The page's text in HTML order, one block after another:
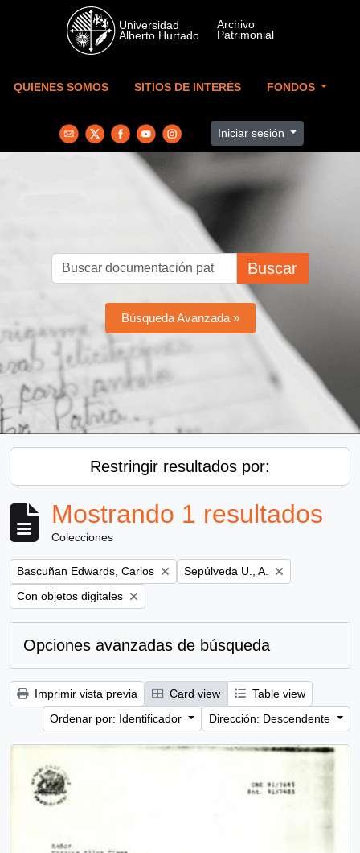
Skip to main content
QUIENES SOMOS SITIOS DE INTERÉS FONDOS
Iniciar sesión
Buscar
Búsqueda Avanzada »
Restringir resultados por:
Mostrando 1 resultados
Colecciones
Remove filter:
Bascuñan Edwards, Carlos Remove filter:
Sepúlveda U., A.
Remove filter:
Con objetos digitales
Opciones avanzadas de búsqueda
Imprimir vista previa Card view
Table view
Ordenar por: Identificador
Dirección: Descendente